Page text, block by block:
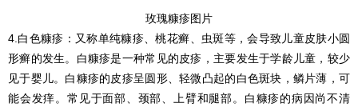
玫瑰糠疹图片
4.白色糠疹：又称单纯糠疹、桃花癣、虫斑等，会导致儿童皮肤小圆
形癣的发生。白糠疹是一种常见的皮疹，主要发生于学龄儿童，较少
见于婴儿。白糠疹的皮疹呈圆形、轻微凸起的白色斑块，鳞片薄，可
能会发痒。常见于面部、颈部、上臂和腿部。白糠疹的病因尚不清